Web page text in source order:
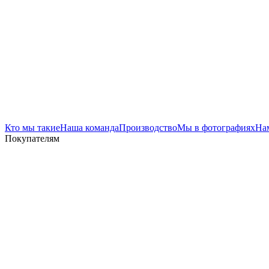
Кто мы такиеНаша командаПроизводствоМы в фотографиях
Покупателям